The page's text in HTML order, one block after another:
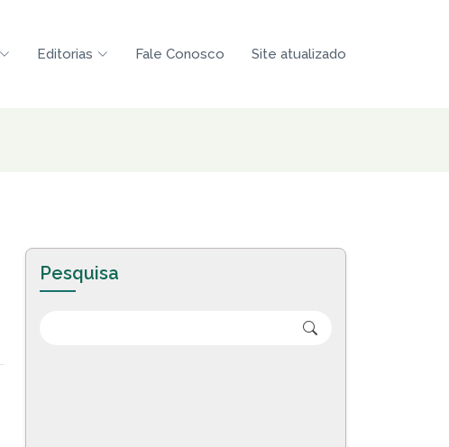
Editorias Fale Conosco Site atualizado
Pesquisa